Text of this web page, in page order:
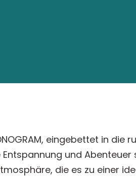
eingebettet in
Entspannung und
die es zu einer